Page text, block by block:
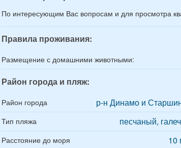
По интересующим Вас вопросам и для просмотра
Правила проживания:
Размещение с домашними животными:
Район города и пляж:
Район города р-н Динамо и
Тип пляжа песчаный,
Расстояние до моря
10